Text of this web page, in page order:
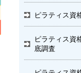
ピラティス資
ピラティス資
底調査